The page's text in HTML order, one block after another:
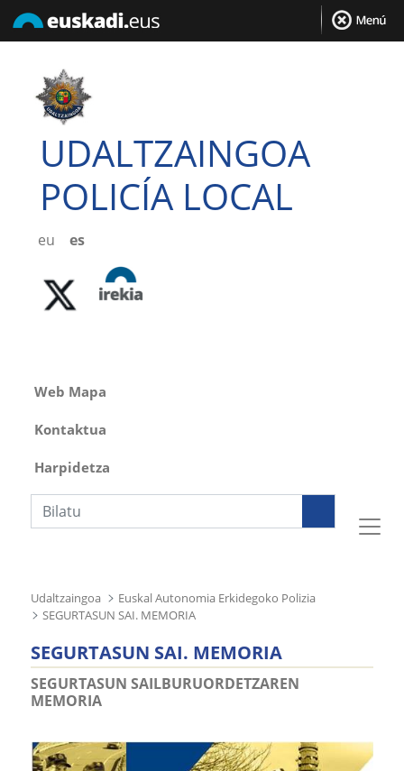
UDALTZAINGOA
POLICÍA LOCAL
eu es
Web Mapa
Kontaktua
Harpidetza
Bilaketa
Udaltzaingoa
Euskal Autonomia Erkidegoko Polizia
SEGURTASUN SAI. MEMORIA
SEGURTASUN SAI. MEMORIA
SEGURTASUN SAILBURUORDETZAREN
MEMORIA